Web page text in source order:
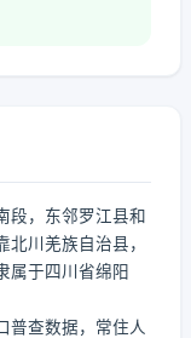
段，东邻罗江县和
川羌族自治县，
属于四川省绵阳
普查数据，常住人